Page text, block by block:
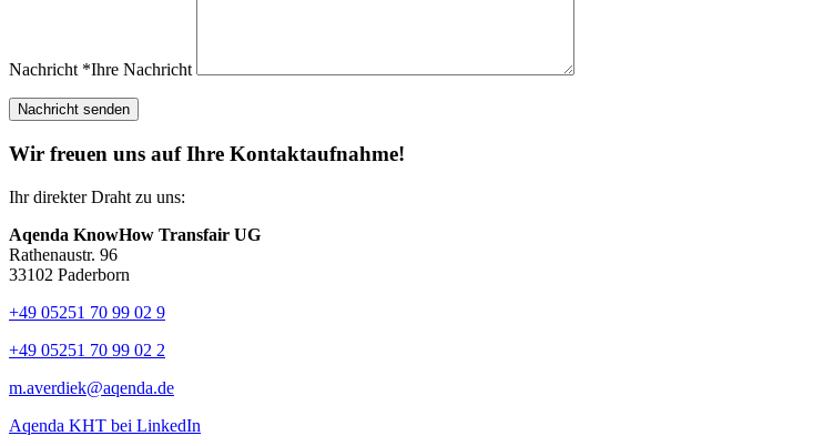
Nachricht *Ihre Nachricht
Wir freuen uns auf Ihre Kontaktaufnahme!
Ihr direkter Draht zu uns:
Aqenda KnowHow Transfair UG
Rathenaustr. 96
33102 Paderborn
+49 05251 70 99 02 9
+49 05251 70 99 02 2
m.averdiek@aqenda.de
Aqenda KHT bei LinkedIn